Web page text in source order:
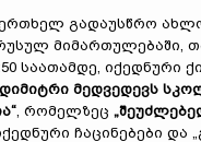
ერთხელ გადაუსწრო
საათამდე,
მედვედევს
, რომელზეც
ჩაცინებები